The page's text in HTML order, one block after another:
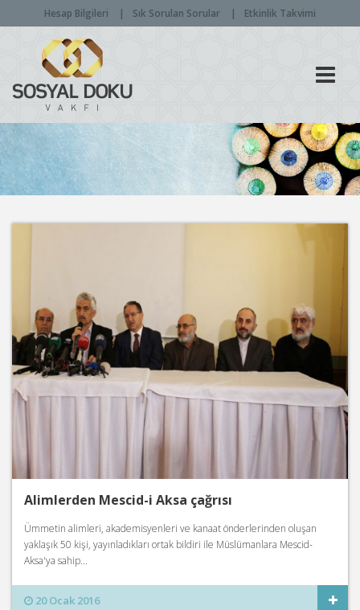
Hesap Bilgileri Sık Sorulan Sorular Etkinlik Takvimi
Alimlerden Mescid-i Aksa çağrısı
Ümmetin alimleri, akademisyenleri ve kanaat önderlerinden oluşan
yaklaşık 50 kişi, yayınladıkları ortak bildiri ile Müslümanlara Mescid-
Aksa'ya sahip...
20 Ocak 2016